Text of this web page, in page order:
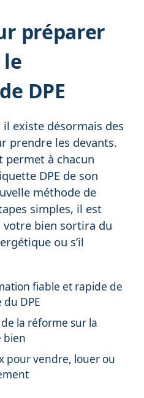
préparer
DPE
existe désormais des
prendre les devants.
à chacun
DPE de son
méthode de
simples, il est
votre bien sortira du
ou s’il
fiable et rapide de
DPE
la réforme sur la
bien
pour vendre, louer ou